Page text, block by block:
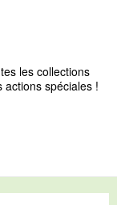
les collections
spéciales !